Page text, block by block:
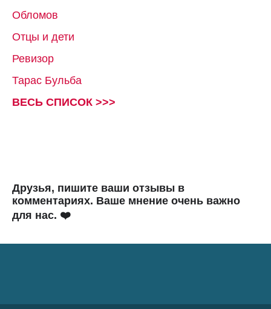
Обломов
Отцы и дети
Ревизор
Тарас Бульба
ВЕСЬ СПИСОК >>>
Друзья, пишите ваши отзывы в
комментариях. Ваше мнение очень важно
для нас. ❤️